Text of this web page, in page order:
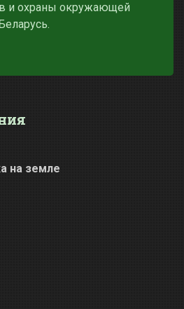
и охраны окружающей
на земле